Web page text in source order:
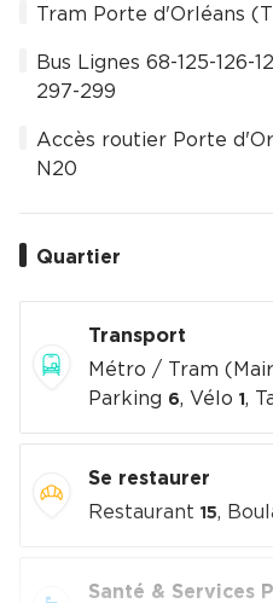
Tram Porte d'Orléans
Bus Lignes 68-125-126-
297-299
Accès routier Porte
N20
Quartier
Transport
Métro / Tram
Parking 6, Vélo 1 ,
Se restaurer
Restaurant 15,
Santé & Services